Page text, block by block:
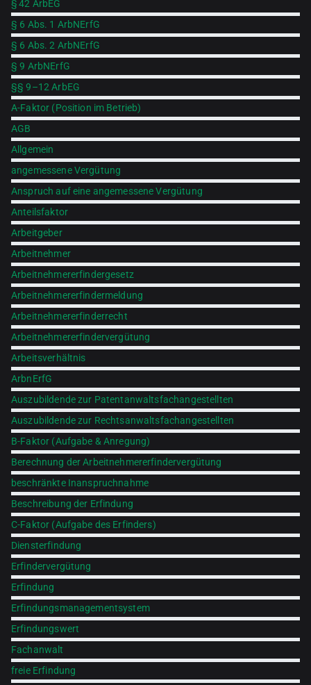
§ 42 ArbEG
§ 6 Abs. 1 ArbNErfG
§ 6 Abs. 2 ArbNErfG
§ 9 ArbNErfG
§§ 9–12 ArbEG
A-Faktor (Position im Betrieb)
AGB
Allgemein
angemessene Vergütung
Anspruch auf eine angemessene Vergütung
Anteilsfaktor
Arbeitgeber
Arbeitnehmer
Arbeitnehmererfindergesetz
Arbeitnehmererfindermeldung
Arbeitnehmererfinderrecht
Arbeitnehmererfindervergütung
Arbeitsverhältnis
ArbnErfG
Auszubildende zur Patentanwaltsfachangestellten
Auszubildende zur Rechtsanwaltsfachangestellten
B-Faktor (Aufgabe & Anregung)
Berechnung der Arbeitnehmererfindervergütung
beschränkte Inanspruchnahme
Beschreibung der Erfindung
C-Faktor (Aufgabe des Erfinders)
Diensterfindung
Erfindervergütung
Erfindung
Erfindungsmanagementsystem
Erfindungswert
Fachanwalt
freie Erfindung